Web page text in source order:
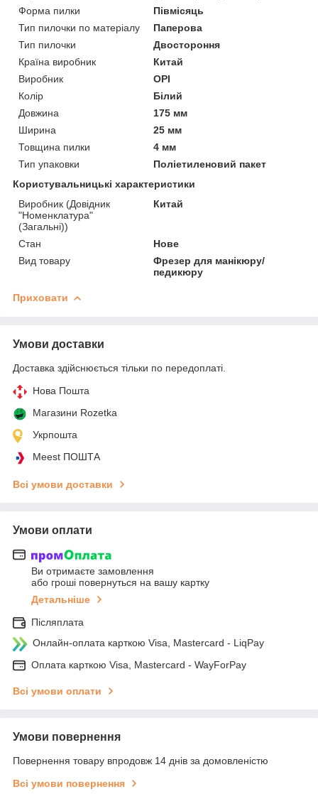
Форма пилки
Півмісяць
Тип пилочки по матеріалу
Паперова
Тип пилочки
Двостороння
Країна виробник
Китай
Виробник
OPI
Колір
Білий
Довжина
175 мм
Ширина
25 мм
Товщина пилки
4 мм
Тип упаковки
Поліетиленовий пакет
Користувальницькі характеристики
Виробник (Довідник
"Номенклатура"
(Загальні))
Китай
Стан
Нове
Вид товару
Фрезер для манікюру/
педикюру
Приховати
Умови доставки
Доставка здійснюється тільки по передоплаті.
Нова Пошта
Магазини Rozetka
Укрпошта
Meest ПОШТА
Всі умови доставки
Умови оплати
Ви отримаєте замовлення
або гроші повернуться на вашу картку
Детальніше
Післяплата
Онлайн-оплата карткою Visa, Mastercard - LiqPay
Оплата карткою Visa, Mastercard - WayForPay
Всі умови оплати
Умови повернення
Повернення товару впродовж 14 днів за домовленістю
Всі умови повернення